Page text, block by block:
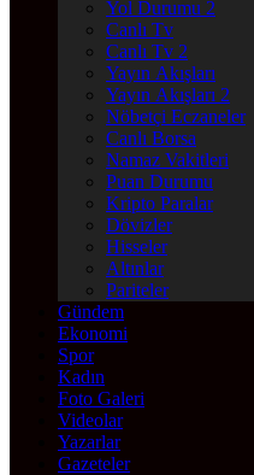
Yol Durumu 2
Canlı Tv
Canlı Tv 2
Yayın Akışları
Yayın Akışları 2
Nöbetçi Eczaneler
Canlı Borsa
Namaz Vakitleri
Puan Durumu
Kripto Paralar
Dövizler
Hisseler
Altınlar
Pariteler
Gündem
Ekonomi
Spor
Kadın
Foto Galeri
Videolar
Yazarlar
Gazeteler